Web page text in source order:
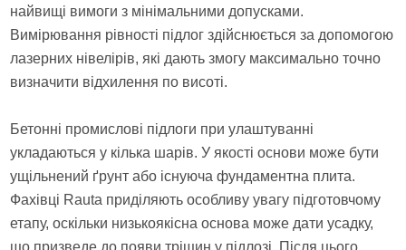
найвищі вимоги з мінімальними допусками.
Вимірювання рівності підлог здійснюється за допомогою
лазерних нівелірів, які дають змогу максимально точно
визначити відхилення по висоті.
Бетонні промислові підлоги при улаштуванні
укладаються у кілька шарів. У якості основи може бути
ущільнений ґрунт або існуюча фундаментна плита.
Фахівці Rauta приділяють особливу увагу підготовчому
етапу, оскільки низькоякісна основа може дати усадку,
що призведе до появи тріщин у підлозі. Після цього